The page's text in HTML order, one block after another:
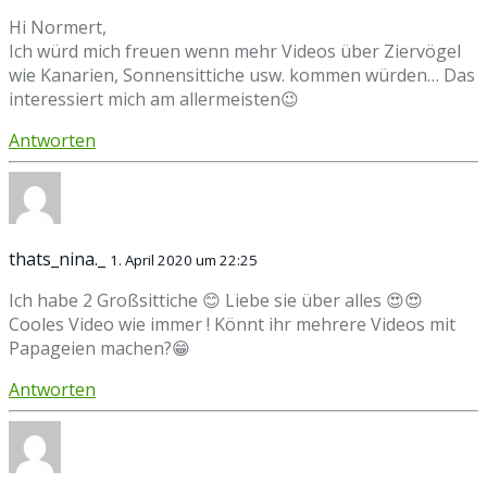
Hi Normert,
Ich würd mich freuen wenn mehr Videos über Ziervögel
wie Kanarien, Sonnensittiche usw. kommen würden… Das
interessiert mich am allermeisten😉
Antworten
thats_nina._ 1. April 2020 um 22:25
Ich habe 2 Großsittiche 😊 Liebe sie über alles 😍😍
Cooles Video wie immer ! Könnt ihr mehrere Videos mit
Papageien machen?😁
Antworten